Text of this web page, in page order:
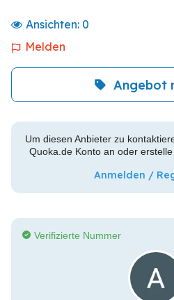
Ansichten: 0
Melden
Angebot
Um diesen Anbieter zu
Quoka.de Konto an oder
Anmelden /
Verifizierte Nummer